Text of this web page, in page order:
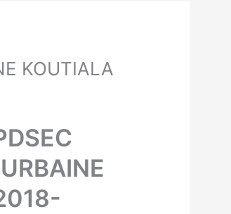
KOUTIALA